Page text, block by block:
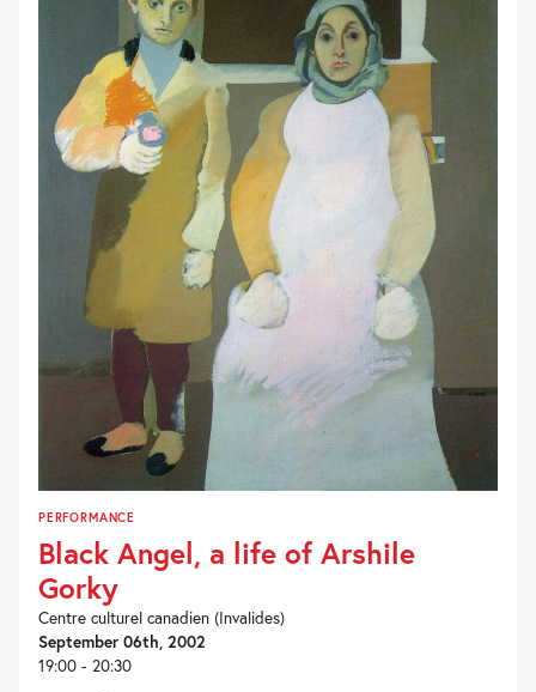
PERFORMANCE
Black Angel, a life of Arshile
Gorky
Centre culturel canadien (Invalides)
September 06th, 2002
19:00 - 20:30